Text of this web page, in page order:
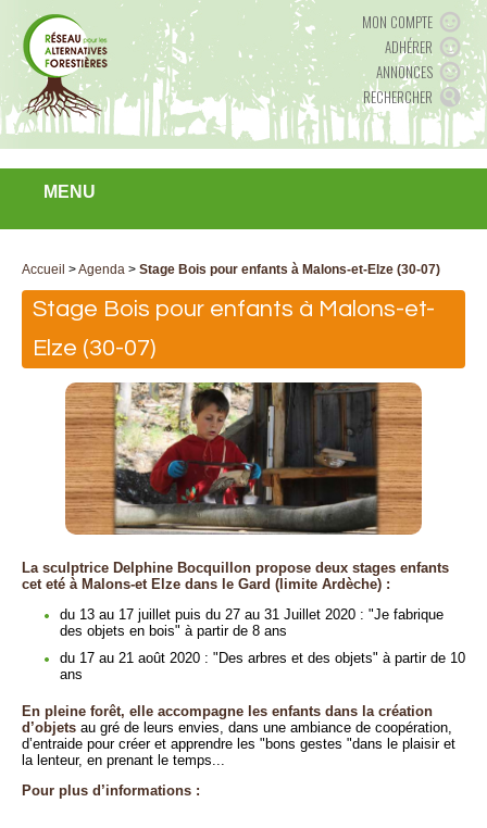
MON COMPTE
ADHÉRER
ANNONCES
RECHERCHER
MENU
Accueil >Agenda > Stage Bois pour enfants à Malons-et-Elze (30-07)
Stage Bois pour enfants à Malons-et-
Elze (30-07)
La sculptrice Delphine Bocquillon propose deux stages enfants
cet eté à Malons-et Elze dans le Gard (limite Ardèche) :
du 13 au 17 juillet puis du 27 au 31 Juillet 2020 : "Je fabrique
des objets en bois" à partir de 8 ans
du 17 au 21 août 2020 : "Des arbres et des objets" à partir de 10
ans
En pleine forêt, elle accompagne les enfants dans la création
d’objets au gré de leurs envies, dans une ambiance de coopération,
d’entraide pour créer et apprendre les "bons gestes "dans le plaisir et
la lenteur, en prenant le temps...
Pour plus d’informations :